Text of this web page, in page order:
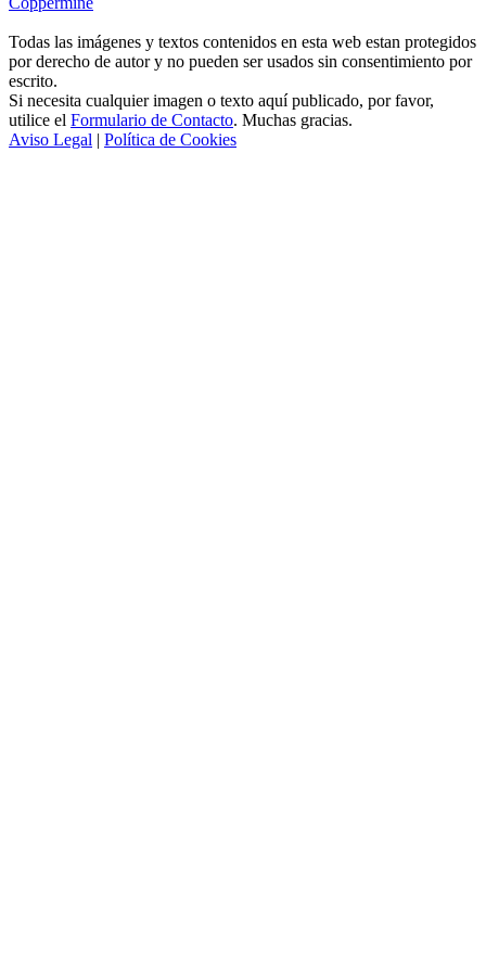
Todas las imágenes y textos contenidos en esta web estan protegidos
por derecho de autor y no pueden ser usados sin consentimiento por
escrito.
Si necesita cualquier imagen o texto aquí publicado, por favor,
utilice el Formulario de Contacto. Muchas gracias.
Aviso Legal | Política de Cookies